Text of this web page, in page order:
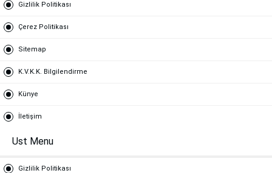
Gizlilik Politikası
Çerez Politikası
Sitemap
K.V.K.K. Bilgilendirme
Künye
İletişim
Ust Menu
Gizlilik Politikası